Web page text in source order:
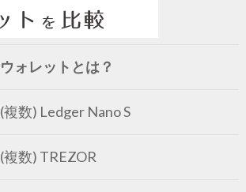
ウォレットとは？
(複数) Ledger Nano S
(複数) TREZOR